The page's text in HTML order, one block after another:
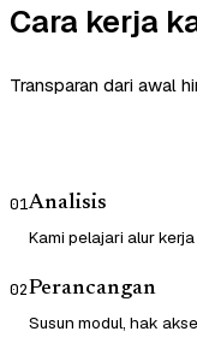
Cara kerja
Transparan dari awal
01Analisis
Kami pelajari alur
02Perancangan
Susun modul, hak